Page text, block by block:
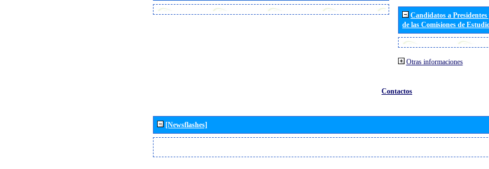
Candidatos a
de las Comisiones de
Otras informaciones
Contactos
[Newsflashes]